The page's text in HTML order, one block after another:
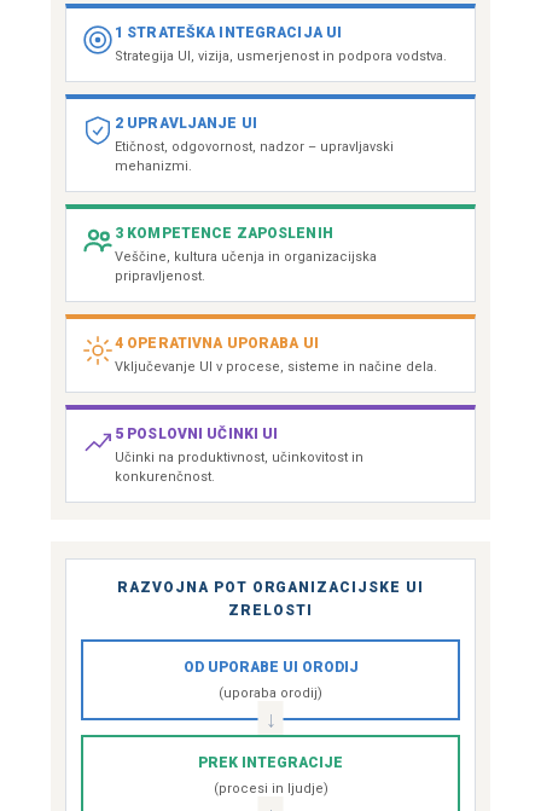
1 STRATEŠKA INTEGRACIJA UI
Strategija UI, vizija, usmerjenost in podpora vodstva.
5 POSLOVNI UČINKI UI
Učinki na produktivnost, učinkovitost in
konkurenčnost.
4 OPERATIVNA UPORABA UI
Vključevanje UI v procese, sisteme in načine dela.
2 UPRAVLJANJE UI
Etičnost, odgovornost, nadzor – upravljavski
mehanizmi.
3 KOMPETENCE ZAPOSLENIH
Veščine, kultura učenja in organizacijska
pripravljenost.
RAZVOJNA POT ORGANIZACIJSKE UI
ZRELOSTI
OD UPORABE UI ORODIJ
(uporaba orodij)
PREK INTEGRACIJE
(procesi in ljudje)